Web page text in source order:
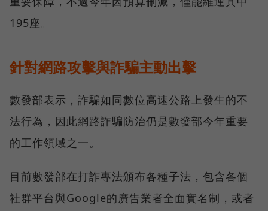
195座。
針對網路攻擊與詐騙主動出擊
數發部表示，詐騙如同數位高速公路上發生的不
法行為，因此網路詐騙防治仍是數發部今年重要
的工作領域之一。
目前數發部在打詐專法頒布各種子法，包含各個
社群平台與Google的廣告業者全面實名制，或者